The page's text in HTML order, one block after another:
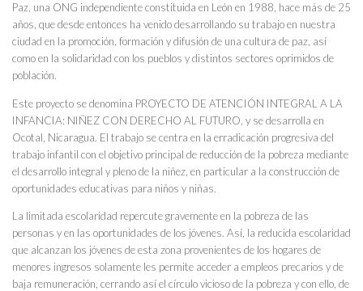
Paz, una ONG independiente constituida en León en 1988, hace más de 25
años, que desde entonces ha venido desarrollando su trabajo en nuestra
ciudad en la promoción, formación y difusión de una cultura de paz, así
como en la solidaridad con los pueblos y distintos sectores oprimidos de
población.
Este proyecto se denomina PROYECTO DE ATENCIÓN INTEGRAL A LA
INFANCIA: NIÑEZ CON DERECHO AL FUTURO , y se desarrolla en
Ocotal, Nicaragua. El trabajo se centra en la erradicación progresiva del
trabajo infantil con el objetivo principal de reducción de la pobreza mediante
el desarrollo integral y pleno de la niñez, en particular a la construcción de
oportunidades educativas para niños y niñas.
La limitada escolaridad repercute gravemente en la pobreza de las
personas y en las oportunidades de los jóvenes. Así, la reducida escolaridad
que alcanzan los jóvenes de esta zona provenientes de los hogares de
menores ingresos solamente les permite acceder a empleos precarios y de
baja remuneración, cerrando así el círculo vicioso de la pobreza y con ello, de